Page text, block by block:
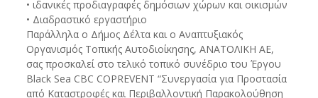
• ιδανικές προδιαγραφές δημόσιων χώρων και οικισμών
• Διαδραστικό εργαστήριο
Παράλληλα ο Δήμος Δέλτα και ο Αναπτυξιακός
Οργανισμός Τοπικής Αυτοδιοίκησης, ΑΝΑΤΟΛΙΚΗ ΑΕ,
σας προσκαλεί στο τελικό τοπικό συνέδριο του Έργου
Black Sea CBC COPREVENT “Συνεργασία για Προστασία
από Καταστροφές και Περιβαλλοντική Παρακολούθηση